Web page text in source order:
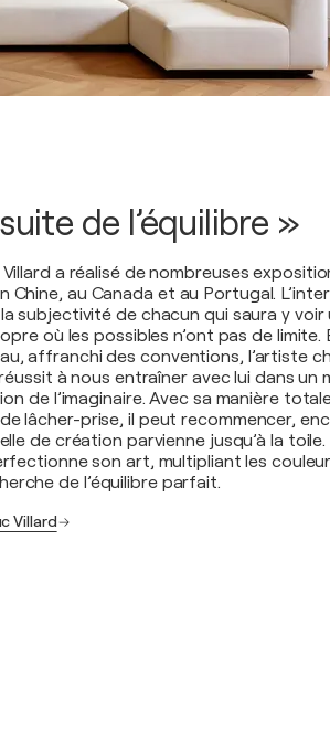
de l’équilibre »
a réalisé de nombreuses
Chine, au Canada et au Portugal.
subjectivité de chacun qui saura y voir
où les possibles n’ont pas de limite.
affranchi des conventions, l’artiste
à nous entraîner avec lui dans un
de l’imaginaire. Avec sa manière
lâcher-prise, il peut recommencer,
de création parvienne jusqu’à la
son art, multipliant les
de l’équilibre parfait.
Villard